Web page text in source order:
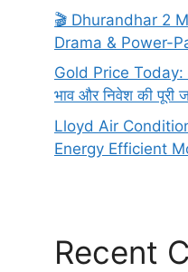
🎬 Dhurandhar 2
Drama & Power-
Gold Price Today:
भाव और निवेश की पूरी
Lloyd Air
Energy Efficient
Recent